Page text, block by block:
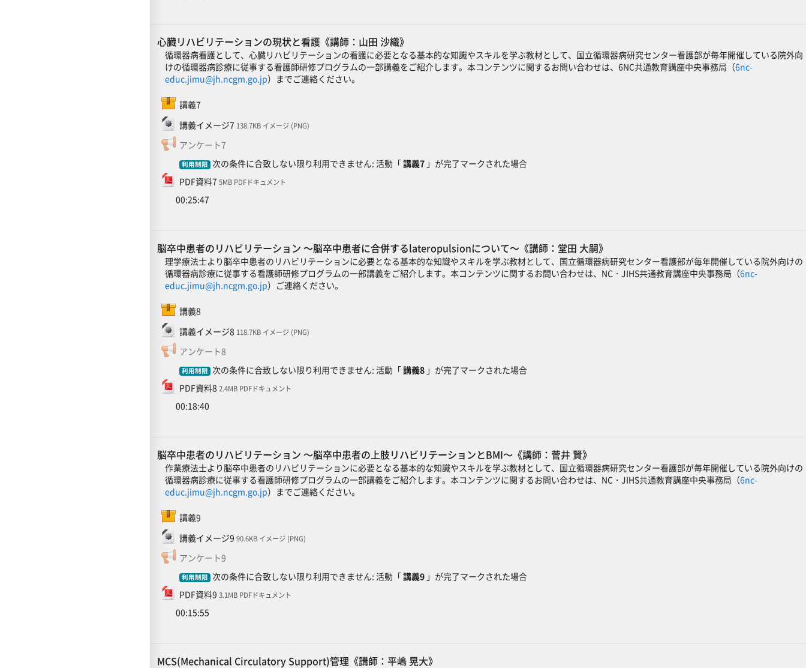
心臓リハビリテーションの現状と看護《講師：山田 沙織》
循環器病看護として、心臓リハビリテーションの看護に必要となる基本的な知識やスキルを学ぶ教材として、国立循環器病研究センター看護部が毎年開催している院外向
けの循環器病診療に従事する看護師研修プログラムの一部講義をご紹介します。本コンテンツに関するお問い合わせは、6NC共通教育講座中央事務局（6nc-
educ.jimu@jh.ncgm.go.jp）までご連絡ください。
講義7
SCORMパッケージ
講義イメージ7ファイル138.7KB イメージ (PNG)
アンケート7フィードバック
利用制限 次の条件に合致しない限り利用できません: 活動「講義7 」が完了マークされた場合
PDF資料7
ファイル5MB PDFドキュメント
00:25:47
脳卒中患者のリハビリテーション ～脳卒中患者に合併するlateropulsionについて～《講師：堂田 大嗣》
理学療法士より脳卒中患者のリハビリテーションに必要となる基本的な知識やスキルを学ぶ教材として、国立循環器病研究センター看護部が毎年開催している院外向けの
循環器病診療に従事する看護師研修プログラムの一部講義をご紹介します。本コンテンツに関するお問い合わせは、NC・JIHS共通教育講座中央事務局（6nc-
educ.jimu@jh.ncgm.go.jp）ご連絡ください。
講義8
SCORMパッケージ
講義イメージ8ファイル118.7KB イメージ (PNG)
アンケート8フィードバック
利用制限 次の条件に合致しない限り利用できません: 活動「講義8 」が完了マークされた場合
PDF資料8
ファイル2.4MB PDFドキュメント
00:18:40
脳卒中患者のリハビリテーション ～脳卒中患者の上肢リハビリテーションとBMI～《講師：菅井 賢》
作業療法士より脳卒中患者のリハビリテーションに必要となる基本的な知識やスキルを学ぶ教材として、国立循環器病研究センター看護部が毎年開催している院外向けの
循環器病診療に従事する看護師研修プログラムの一部講義をご紹介します。本コンテンツに関するお問い合わせは、NC・JIHS共通教育講座中央事務局（6nc-
educ.jimu@jh.ncgm.go.jp）までご連絡ください。
講義9
SCORMパッケージ
講義イメージ9ファイル90.6KB イメージ (PNG)
アンケート9フィードバック
利用制限 次の条件に合致しない限り利用できません: 活動「講義9 」が完了マークされた場合
PDF資料9
ファイル3.1MB PDFドキュメント
00:15:55
MCS(Mechanical Circulatory Support)管理《講師：平嶋 晃大》